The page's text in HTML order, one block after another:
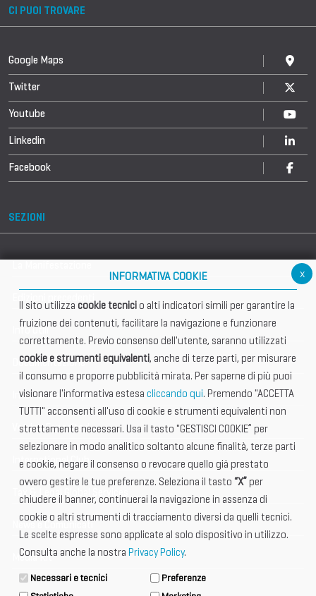
CI PUOI TROVARE
Google Maps
Twitter
Youtube
Linkedin
Facebook
SEZIONI
Info utili
Documentazione
Informazione importante
Vetrina Espositori
International Club
Tax & Legal Global Services
News e Comunicati
Media Kit
x
INFORMATIVA COOKIE
Il sito utilizza cookie tecnicio alti indicatori simili per garantire la
fruizione dei contenuti, facilitare la navigazione e funzionare
correttamente. Previo consenso dell'utente, saranno utilizzati
cookie e strumenti equivalenti, anche di terze parti, per misurare
il consumo e proporre pubblicità mirata. Per saperne di più puoi
visionare l'informativa estesa cliccando qui. Premendo "ACCETTA
TUTTI" acconsenti all'uso di cookie e strumenti equivalenti non
strettamente necessari. Usa il tasto "GESTISCI COOKIE” per
selezionare in modo analitico soltanto alcune finalità, terze parti
e cookie, negare il consenso o revocare quello già prestato
ovvero gestire le tue preferenze. Seleziona il tasto “X” per
chiudere il banner, continuerai la navigazione in assenza di
cookie o altri strumenti di tracciamento diversi da quelli tecnici.
Le scelte espresse sono applicate al solo dispositivo in utilizzo.
Consulta anche la nostra Privacy Policy.
Necessari e tecnici
Preferenze